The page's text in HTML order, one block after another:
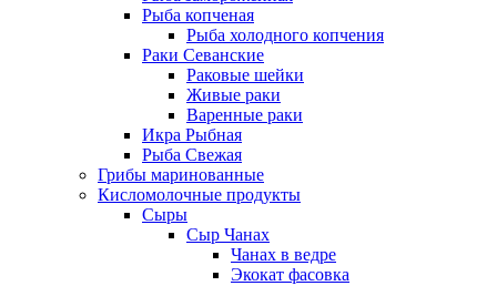
Рыба копченая
Рыба холодного копчения
Раки Севанские
Раковые шейки
Живые раки
Варенные раки
Икра Рыбная
Рыба Свежая
Грибы маринованные
Кисломолочные продукты
Сыры
Сыр Чанах
Чанах в ведре
Экокат фасовка